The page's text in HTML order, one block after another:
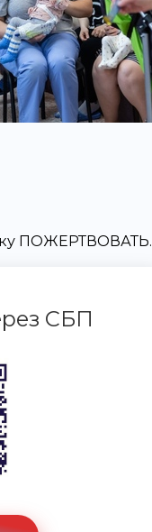
ПОЖЕРТВОВАТЬ.
СБП